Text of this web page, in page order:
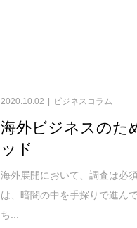
2020.10.02
ビジネスコラム
海外ビジネスのた
ッド
海外展開において、調査は必
は、暗闇の中を手探りで進ん
ち...